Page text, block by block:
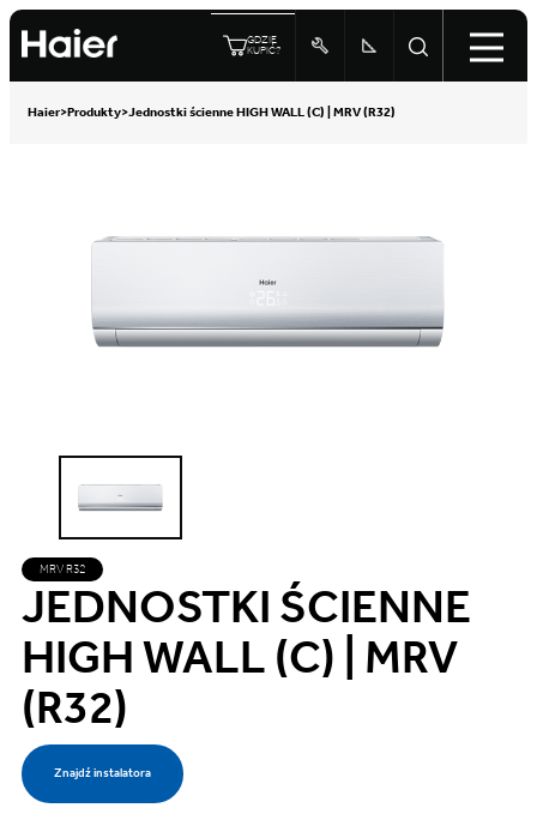
GDZIE
KUPIĆ?
Haier>Produkty>Jednostki ścienne HIGH WALL (C) | MRV (R32)
MRV R32
JEDNOSTKI ŚCIENNE
HIGH WALL (C) | MRV
(R32)
Znajdź instalatora